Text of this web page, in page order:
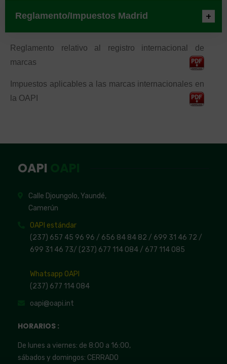
Reglamento/Impuestos Madrid
Reglamento relativo al registro internacional de
marcas
Impuestos aplicables a las marcas internacionales en
la OAPI
OAPI
Calle Djoungolo, Yaundé,
Camerún
OAPI estándar
(237) 657 45 96 96 / 656 84 84 82 / 699 31 46 72 /
699 31 46 73/ (237) 677 114 084 / 677 114 085
Whatsapp OAPI
(237) 677 114 084
oapi@oapi.int
HORARIOS :
De lunes a viernes: de 8:00 a 16:00,
sábados y domingos: CERRADO